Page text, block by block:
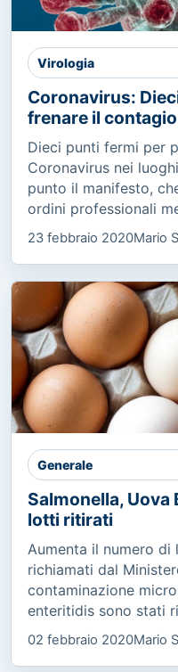
Virologia
Coronavirus:
frenare il contagio
Dieci punti fermi per
Coronavirus nei
punto il manifesto,
ordini professionali
23 febbraio 2020Mario
Generale
Salmonella, Uova
lotti ritirati
Aumenta il numero
richiamati dal
contaminazione
enteritidis sono stati
02 febbraio 2020Mario